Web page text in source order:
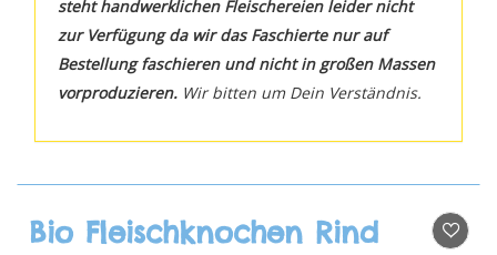
steht handwerklichen Fleischereien leider nicht
zur Verfügung da wir das Faschierte nur auf
Bestellung faschieren und nicht in großen Massen
vorproduzieren. Wir bitten um Dein Verständnis.
Bio Fleischknochen Rind